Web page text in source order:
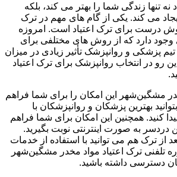
نه تنها زندگی شما را بهتر می کند، بلکه
می کند. یکی از گام های مهم در ترک
درست برای ترک اعتیاد است. امروزه
وجود دارد که از روش های مختلفی برای
پزشکی و روانپزشک تأثیر زیادی در میزان
رو در انتخاب روانپزشک برای ترک اعتیاد
مشگین‌شهر این امکان را برای شما فراهم
بهترین پزشکان و روانپزشکان با
کنید. همچنین این امکان برای شما فراهم
به صورت اینترنتی نوبت بگیرید.
از ترک هم می توانید با استفاده از خدمات
تلفنی ترک اعتیاد مواد مخدر مشگین‌شهر
دسترسی داشته باشید.